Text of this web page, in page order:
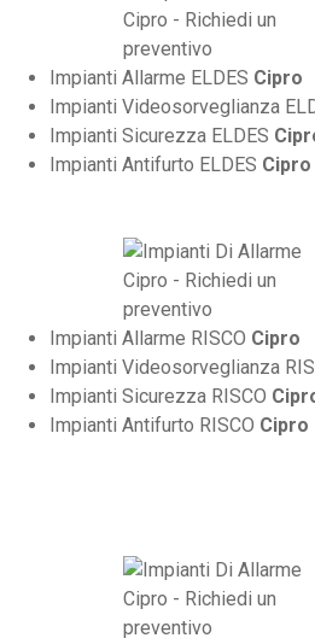
Impianti Allarme ELDES Cipro
Impianti Videosorveglianza
Impianti Sicurezza ELDES
Impianti Antifurto ELDES Cipro
Impianti Allarme RISCO Cipro
Impianti Videosorveglianza
Impianti Sicurezza RISCO
Impianti Antifurto RISCO Cipro